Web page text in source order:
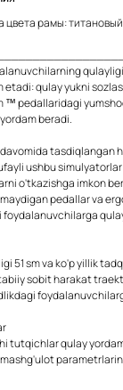
цвета рамы:
qulay yukni
pedallaridagi
beradi.
tasdiqlangan
ushbu
o'tkazishga imkon
pedallar va
51 sm va ko'p yillik
sobit harakat
tutqichlar qulay